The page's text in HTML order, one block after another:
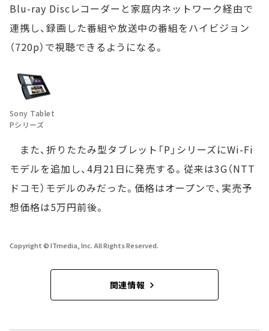
Blu-ray Discレコーダーと家庭内ネットワーク経由で
連携し、録画した番組や放送中の番組をハイビジョン
（720p）で視聴できるようになる。
Sony Tablet
Pシリーズ
また、折りたたみ型タブレット「P」シリーズにWi-Fi
モデルを追加し、4月21日に発売する。従来は3G（NTT
ドコモ）モデルのみだった。価格はオープンで、実売予
想価格は5万円前後。
Copyright © ITmedia, Inc. All Rights Reserved.
関連情報